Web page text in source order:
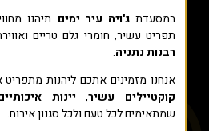
במסעדתג'ויה עיר ימים תיהנו
תפריט עשיר, חומרי גלם טריים
רבנות נתניה.
אנחנו מזמינים אתכם ליהנות מתפריט
קוקטיילים עשיר, יינות
שמתאימים לכל טעם ולכל סגנון אירוח.